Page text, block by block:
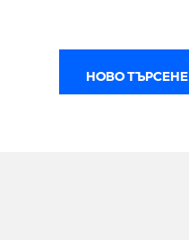
НОВО ТЪРСЕНЕ